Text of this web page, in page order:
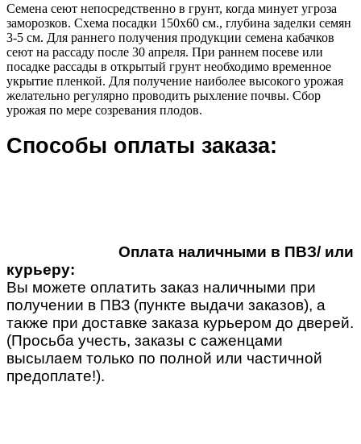
Семена сеют непосредственно в грунт, когда минует угроза
заморозков. Схема посадки 150х60 см., глубина заделки семян
3-5 см. Для раннего получения продукции семена кабачков
сеют на рассаду после 30 апреля. При раннем посеве или
посадке рассады в открытый грунт необходимо временное
укрытие пленкой. Для получение наиболее высокого урожая
желательно регулярно проводить рыхление почвы. Сбор
урожая по мере созревания плодов.
Способы оплаты заказа:
Оплата наличными в ПВЗ/ или
курьеру:
Вы можете оплатить заказ наличными при
получении в ПВЗ (пункте выдачи заказов), а
также при доставке заказа курьером до дверей.
(Просьба учесть, заказы с саженцами
высылаем только по полной или частичной
предоплате!).